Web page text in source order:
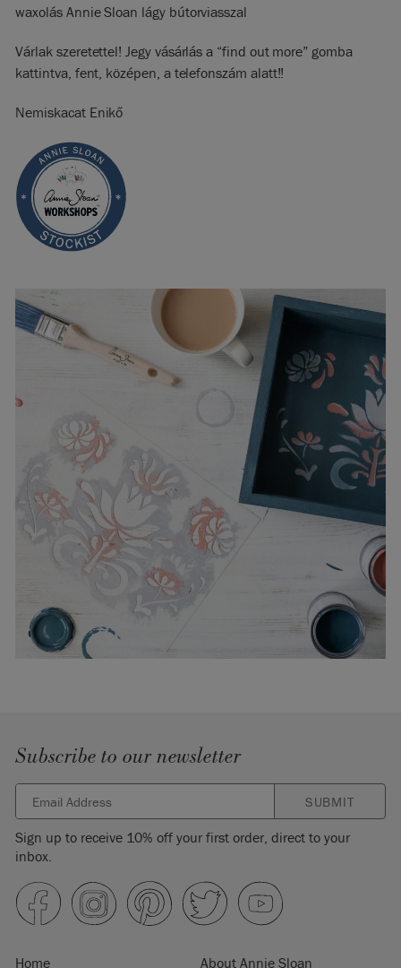
waxolás Annie Sloan lágy bútorviasszal
Várlak szeretettel! Jegy vásárlás a “find out more” gomba
kattintva, fent, középen, a telefonszám alatt!!
Nemiskacat Enikő
Subscribe to our newsletter
SUBMIT
Sign up to receive 10% off your first order, direct to your
inbox.
Home About Annie Sloan